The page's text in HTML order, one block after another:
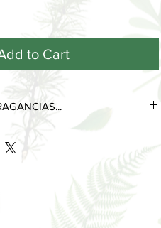
to Cart
de su ciclo de vida.